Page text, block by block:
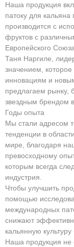
Наша продукция
патоку для
производится с
фруктов с
Европейского
Таня Наргиле,
значением,
инновациям и
предлагаем рынку,
звездным брендом
Годы опыта
Мы стали адресом
тенденции в
мире, благодаря
превосходному
которым всегда
индустрия.
Чтобы улучшить
помощью
международных
снижают
кальянную
Наша продукция не